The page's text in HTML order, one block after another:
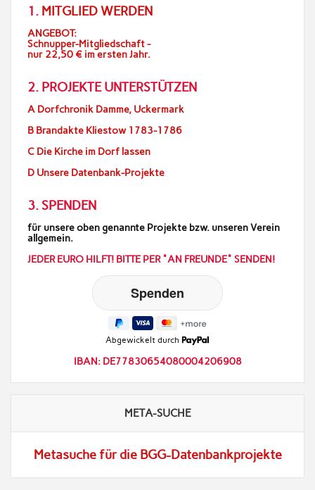
1. MITGLIED WERDEN
ANGEBOT:
Schnupper-Mitgliedschaft -
nur 22,50 € im ersten Jahr.
2. PROJEKTE UNTERSTÜTZEN
A Dorfchronik Damme, Uckermark
B Brandakte Kliestow 1783-1786
C Die Kirche im Dorf lassen
D Unsere Datenbank-Projekte
3. SPENDEN
für unsere oben genannte Projekte bzw. unseren Verein
allgemein.
JEDER EURO HILFT! BITTE PER "AN FREUNDE" SENDEN!
Abgewickelt durch
IBAN: DE77830654080004206908
META-SUCHE
Metasuche für die BGG-Datenbankprojekte